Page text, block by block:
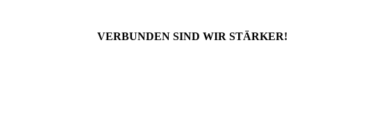
VERBUNDEN SIND WIR STÄRKER!